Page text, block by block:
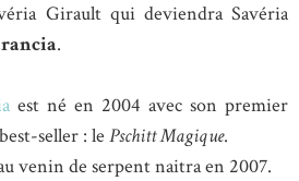
Girault qui deviendra Savéria
.
est né en 2004 avec son premier
seller : le Pschitt Magique.
venin de serpent naitra en 2007.